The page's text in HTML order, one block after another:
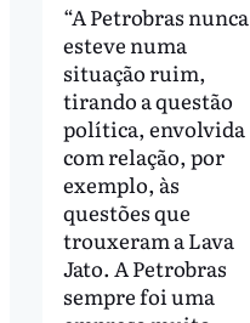
“A Petrobras nunca
esteve numa
situação ruim,
tirando a questão
política, envolvida
com relação, por
exemplo, às
questões que
trouxeram a Lava
Jato. A Petrobras
sempre foi uma